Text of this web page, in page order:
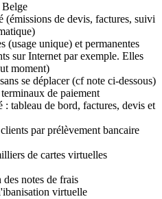
de devis, factures, suivi
(usage unique) et permanentes
sur Internet par exemple. Elles
moment)
se déplacer (cf note ci-dessous)
de paiement
tableau de bord, factures, devis et
par prélèvement bancaire
de cartes virtuelles
notes de frais
virtuelle